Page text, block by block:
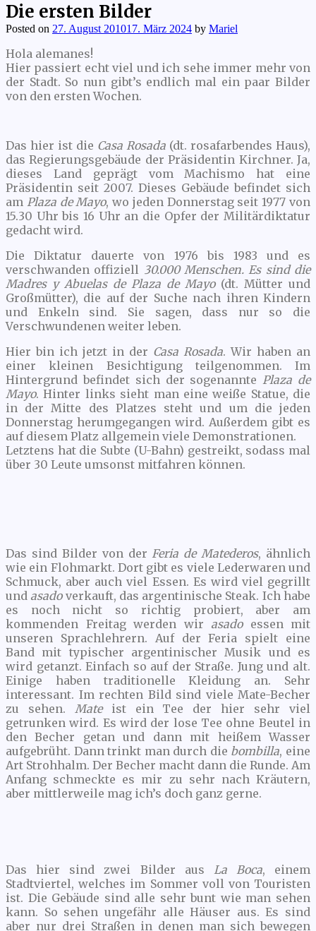
Die ersten Bilder
Posted on 27. August 201017. März 2024 by Mariel
Hola alemanes!
Hier passiert echt viel und ich sehe immer mehr von
der Stadt. So nun gibt’s endlich mal ein paar Bilder
von den ersten Wochen.
Das hier ist die Casa Rosada (dt. rosafarbendes Haus),
das Regierungsgebäude der Präsidentin Kirchner. Ja,
dieses Land geprägt vom Machismo hat eine
Präsidentin seit 2007. Dieses Gebäude befindet sich
am Plaza de Mayo, wo jeden Donnerstag seit 1977 von
15.30 Uhr bis 16 Uhr an die Opfer der Militärdiktatur
gedacht wird.
Die Diktatur dauerte von 1976 bis 1983 und es
verschwanden offiziell 30.000 Menschen. Es sind die
Madres y Abuelas de Plaza de Mayo(dt. Mütter und
Großmütter), die auf der Suche nach ihren Kindern
und Enkeln sind. Sie sagen, dass nur so die
Verschwundenen weiter leben.
Hier bin ich jetzt in der Casa Rosada. Wir haben an
einer kleinen Besichtigung teilgenommen. Im
Hintergrund befindet sich der sogenanntePlaza de
Mayo. Hinter links sieht man eine weiße Statue, die
in der Mitte des Platzes steht und um die jeden
Donnerstag herumgegangen wird. Außerdem gibt es
auf diesem Platz allgemein viele Demonstrationen.
Letztens hat die Subte (U-Bahn) gestreikt, sodass mal
über 30 Leute umsonst mitfahren können.
Das sind Bilder von der Feria de Matederos, ähnlich
wie ein Flohmarkt. Dort gibt es viele Lederwaren und
Schmuck, aber auch viel Essen. Es wird viel gegrillt
und asadoverkauft, das argentinische Steak. Ich habe
es noch nicht so richtig probiert, aber am
kommenden Freitag werden wir asado essen mit
unseren Sprachlehrern. Auf der Feria spielt eine
Band mit typischer argentinischer Musik und es
wird getanzt. Einfach so auf der Straße. Jung und alt.
Einige haben traditionelle Kleidung an. Sehr
interessant. Im rechten Bild sind viele Mate-Becher
zu sehen. Mate ist ein Tee der hier sehr viel
getrunken wird. Es wird der lose Tee ohne Beutel in
den Becher getan und dann mit heißem Wasser
aufgebrüht. Dann trinkt man durch die bombilla, eine
Art Strohhalm. Der Becher macht dann die Runde. Am
Anfang schmeckte es mir zu sehr nach Kräutern,
aber mittlerweile mag ich’s doch ganz gerne.
Das hier sind zwei Bilder aus La Boca, einem
Stadtviertel, welches im Sommer voll von Touristen
ist. Die Gebäude sind alle sehr bunt wie man sehen
kann. So sehen ungefähr alle Häuser aus. Es sind
aber nur drei Straßen in denen man sich bewegen